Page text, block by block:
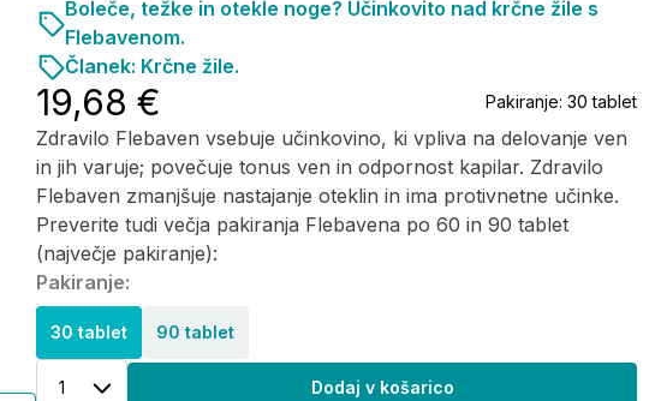
Zdravilo Flebaven vsebuje učinkovino, ki vpliva na delovanje ven
in jih varuje; povečuje tonus ven in odpornost kapilar. Zdravilo
Flebaven zmanjšuje nastajanje oteklin in ima protivnetne učinke.
Preverite tudi večja pakiranja Flebavena po 60 in 90 tablet
(največje pakiranje):
Pakiranje:
30 tablet 90 tablet
19,68 € Pakiranje: 30 tablet
Boleče, težke in otekle noge? Učinkovito nad krčne žile s
Flebavenom.
Članek: Krčne žile.
1 Dodaj v košarico